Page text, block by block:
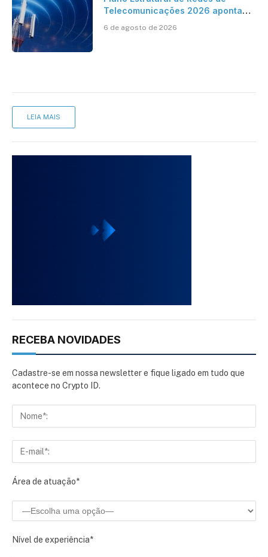
Telecomunicações 2026 aponta
mantém desafio
6 de agosto de 2026
LEIA MAIS
RECEBA NOVIDADES
Cadastre-se em nossa newsletter e fique ligado em tudo que
acontece no Crypto ID.
Área de atuação*
Nível de experiência*